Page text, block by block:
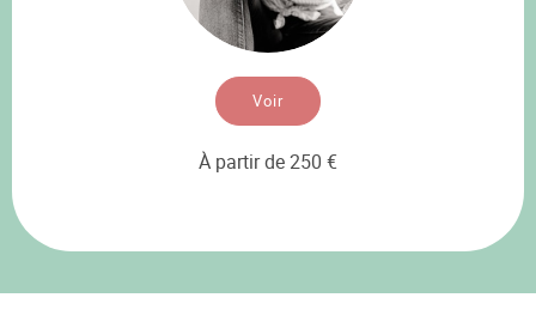
Voir
À partir de 250 €